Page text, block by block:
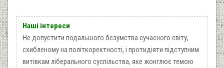
Наші інтереси
Не допустити подальшого безумства сучасного світу,
схибленому на політкоректності, і протидіяти підступним
витівкам ліберального суспільства, яке жонглює темою